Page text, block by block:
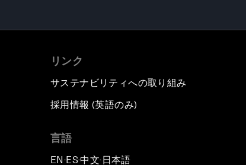
リンク
サステナビリティへの取り組み
採用情報 (英語のみ)
言語
EN ▪ES▪中文▪ 日本語